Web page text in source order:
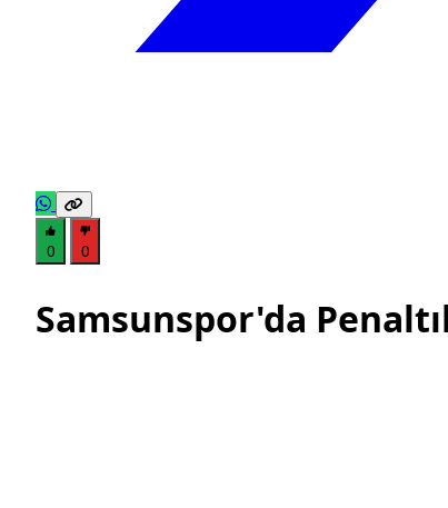
0 0
Samsunspor'da